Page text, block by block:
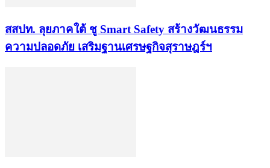
​สสปท. ลุยภาคใต้ ชู Smart Safety สร้างวัฒนธรรม
ความปลอดภัย เสริมฐานเศรษฐกิจสุราษฎร์ฯ